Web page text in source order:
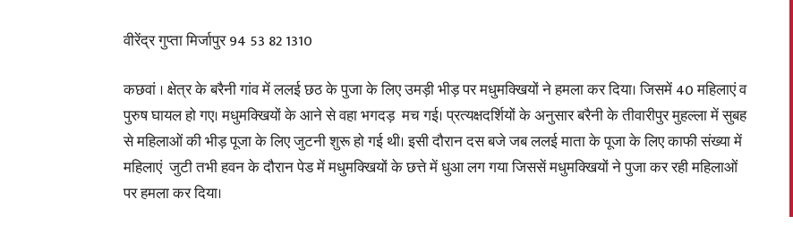
News,
वीरेंद्र गुप्ता मिर्जापुर 94 53 82 1310
कछवां । क्षेत्र के बरैनी गांव में ललई छठ के पुजा के लिए उमड़ी भीड़ पर मधुमक्खियों ने हमला कर दिया। जिसमें 40 महिलाएं व
पुरुष घायल हो गए। मधुमक्खियों के आने से वहा भगदड़ मच गई। प्रत्यक्षदर्शियों के अनुसार बरैनी के तीवारीपुर मुहल्ला में सुबह
से महिलाओं की भीड़ पूजा के लिए जुटनी शुरू हो गई थी। इसी दौरान दस बजे जब ललई माता के पूजा के लिए काफी संख्या में
महिलाएं जुटी तभी हवन के दौरान पेड में मधुमक्खियों के छत्ते में धुआ लग गया जिससें मधुमक्खियों ने पुजा कर रही महिलाओं
पर हमला कर दिया।